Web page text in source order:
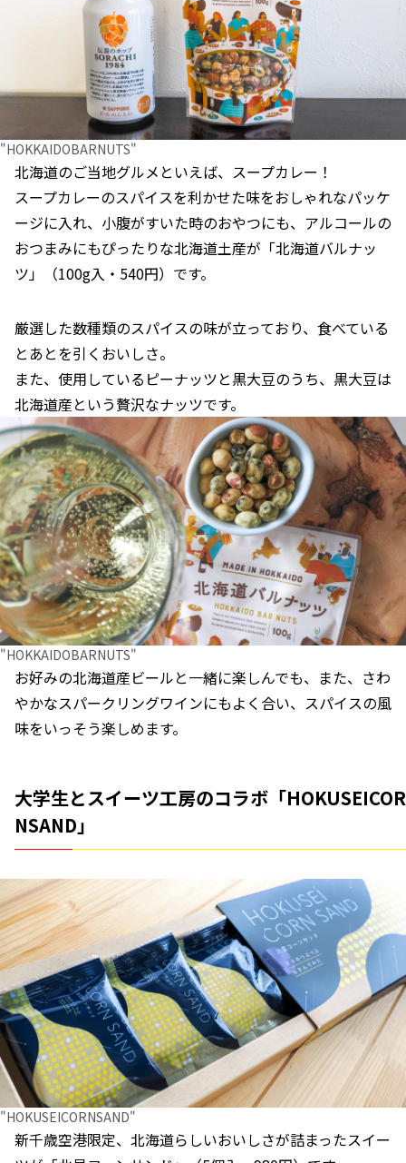
"HOKKAIDOBARNUTS"
北海道のご当地グルメといえば、スープカレー！
スープカレーのスパイスを利かせた味をおしゃれなパッケ
ージに入れ、小腹がすいた時のおやつにも、アルコールの
おつまみにもぴったりな北海道土産が「北海道バルナッ
ツ」（100g入・540円）です。
厳選した数種類のスパイスの味が立っており、食べている
とあとを引くおいしさ。
また、使用しているピーナッツと黒大豆のうち、黒大豆は
北海道産という贅沢なナッツです。
"HOKKAIDOBARNUTS"
お好みの北海道産ビールと一緒に楽しんでも、また、さわ
やかなスパークリングワインにもよく合い、スパイスの風
味をいっそう楽しめます。
大学生とスイーツ工房のコラボ「HOKUSEICOR
NSAND」
"HOKUSEICORNSAND"
新千歳空港限定、北海道らしいおいしさが詰まったスイー